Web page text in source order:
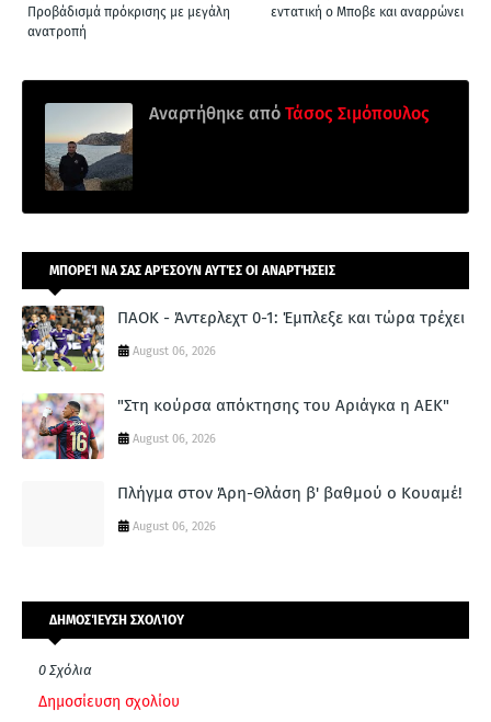
εντατική ο Μποβε και αναρρώνει
Προβάδισμά πρόκρισης με μεγάλη
ανατροπή
Αναρτήθηκε από Τάσος Σιμόπουλος
ΜΠΟΡΕΊ ΝΑ ΣΑΣ ΑΡΈΣΟΥΝ ΑΥΤΈΣ ΟΙ ΑΝΑΡΤΉΣΕΙΣ
ΠΑΟΚ - Άντερλεχτ 0-1: Έμπλεξε και τώρα τρέχει
August 06, 2026
"Στη κούρσα απόκτησης του Αριάγκα η ΑΕΚ"
August 06, 2026
Πλήγμα στον Άρη-Θλάση β' βαθμού ο Κουαμέ!
August 06, 2026
ΔΗΜΟΣΊΕΥΣΗ ΣΧΟΛΊΟΥ
0 Σχόλια
Δημοσίευση σχολίου